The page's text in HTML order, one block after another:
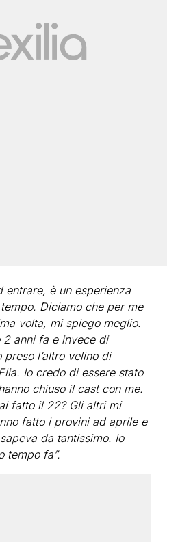
entrare, è un esperienza
Diciamo che per me
volta, mi spiego meglio.
anni fa e invece di
l’altro velino di
Io credo di essere stato
chiuso il cast con me.
fatto il 22? Gli altri mi
fatto i provini ad aprile e
da tantissimo. Io
tempo fa”.